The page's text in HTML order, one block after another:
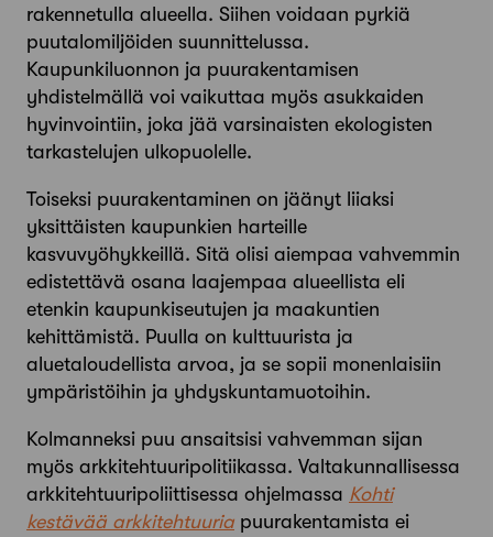
rakennetulla alueella. Siihen voidaan pyrkiä
puutalomiljöiden suunnittelussa.
Kaupunkiluonnon ja puurakentamisen
yhdistelmällä voi vaikuttaa myös asukkaiden
hyvinvointiin, joka jää varsinaisten ekologisten
tarkastelujen ulkopuolelle.
Toiseksi puurakentaminen on jäänyt liiaksi
yksittäisten kaupunkien harteille
kasvuvyöhykkeillä. Sitä olisi aiempaa vahvemmin
edistettävä osana laajempaa alueellista eli
etenkin kaupunkiseutujen ja maakuntien
kehittämistä. Puulla on kulttuurista ja
aluetaloudellista arvoa, ja se sopii monenlaisiin
ympäristöihin ja yhdyskuntamuotoihin.
Kolmanneksi puu ansaitsisi vahvemman sijan
myös arkkitehtuuripolitiikassa. Valtakunnallisessa
arkkitehtuuripoliittisessa ohjelmassa Kohti
kestävää arkkitehtuuria puurakentamista ei